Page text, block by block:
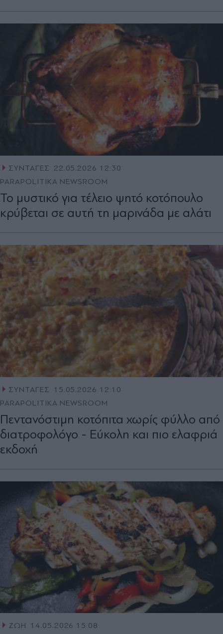
ΣΥΝΤΑΓΕΣ
22.05.2026 12:30
PARAPOLITIKA NEWSROOM
Το μυστικό για τέλειο ψητό κοτόπουλο
κρύβεται σε αυτή τη μαρινάδα με αλάτι
ΣΥΝΤΑΓΕΣ
15.05.2026 12:10
PARAPOLITIKA NEWSROOM
Πεντανόστιμη κοτόπιτα χωρίς φύλλο από
διατροφολόγο - Εύκολη και πιο ελαφριά
εκδοχή
ΖΩΗ
14.05.2026 15:08